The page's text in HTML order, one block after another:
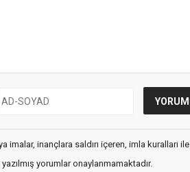
imalar, inançlara saldırı içeren, imla kuralları ile
yorumlar onaylanmamaktadır.